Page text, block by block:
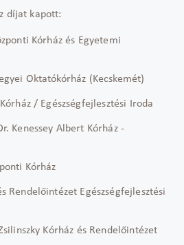
díjat kapott:
Kórház és Egyetemi
Oktatókórház (Kecskemét)
/ Egészségfejlesztési Iroda
Kenessey Albert Kórház -
Kórház
Rendelőintézet Egészségfejlesztési
Kórház és Rendelőintézet